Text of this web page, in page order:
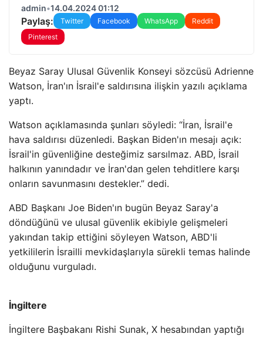
admin•14.04.2024 01:12
Paylaş: Twitter Facebook WhatsApp
Reddit
Pinterest
Beyaz Saray Ulusal Güvenlik Konseyi sözcüsü Adrienne
Watson, İran'ın İsrail'e saldırısına ilişkin yazılı açıklama
yaptı.
Watson açıklamasında şunları söyledi: “İran, İsrail'e
hava saldırısı düzenledi. Başkan Biden'ın mesajı açık:
İsrail'in güvenliğine desteğimiz sarsılmaz. ABD, İsrail
halkının yanındadır ve İran'dan gelen tehditlere karşı
onların savunmasını destekler.” dedi.
ABD Başkanı Joe Biden'ın bugün Beyaz Saray'a
döndüğünü ve ulusal güvenlik ekibiyle gelişmeleri
yakından takip ettiğini söyleyen Watson, ABD'li
yetkililerin İsrailli mevkidaşlarıyla sürekli temas halinde
olduğunu vurguladı.
İngiltere
İngiltere Başbakanı Rishi Sunak, X hesabından yaptığı